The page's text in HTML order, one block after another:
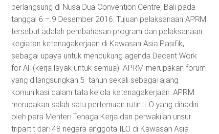
berlangsung di Nusa Dua Convention Centre, Bali pada
tanggal 6 – 9 Desember 2016. Tujuan pelaksanaan APRM
tersebut adalah pembahasan program dan pelaksanaan
kegiatan ketenagakerjaan di Kawasan Asia Pasifik,
sebagai upaya untuk mendukung agenda Decent Work
for All (kerja layak untuk semua). APRM merupakan forum
yang dilangsungkan 5 tahun sekali sebagai ajang
komunikasi dalam tata kelola ketenagakerjaan. APRM
merupakan salah satu pertemuan rutin ILO yang dihadiri
oleh para Menteri Tenaga Kerja dan perwakilan unsur
tripartit dari 48 negara anggota ILO di Kawasan Asia